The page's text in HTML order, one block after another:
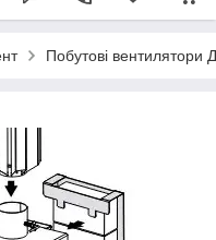
Побутові вентилятори